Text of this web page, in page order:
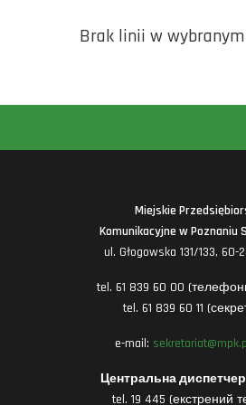
Brak linii w wybranym
Miejskie
Komunikacyjne w Poznaniu
ul. Głogowska 131/133,
tel. 61 839 60 00
tel. 61 839 60 11
e-mail:
Центральна
tel. 19 445 (екстрений